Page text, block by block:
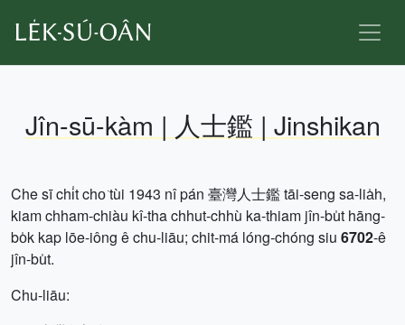
Jîn-sū-kàm | 人士鑑 | Jinshikan
Che sī chi̍t cho͘ tùi 1943 nî pán 臺灣人士鑑 tāi-seng sa-lia̍h,
kiam chham-chiàu kî-tha chhut-chhù ka-thiam jîn-bu̍t hāng-
bo̍k kap lōe-iông ê chu-liāu; chit-má lóng-chóng siu 6702-ê
jîn-bu̍t.
Chu-liāu: